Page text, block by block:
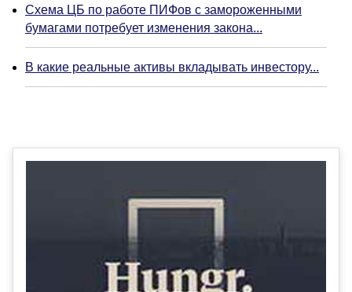
Схема ЦБ по работе ПИФов с замороженными
бумагами потребует изменения закона...
В какие реальные активы вкладывать инвестору...